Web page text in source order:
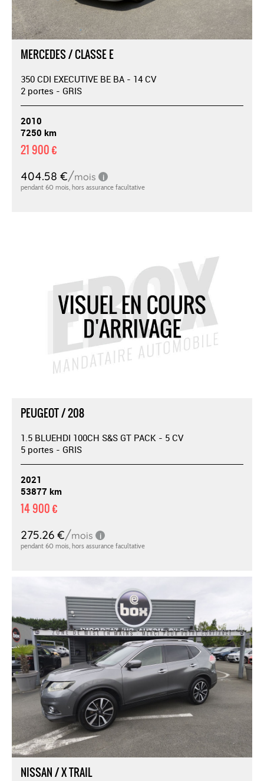
MERCEDES / CLASSE E
350 CDI EXECUTIVE BE BA - 14 CV
2 portes - GRIS
2010
7250 km
21 900 €
PEUGEOT / 208
1.5 BLUEHDI 100CH S&S GT PACK - 5 CV
5 portes - GRIS
2021
53877 km
14 900 €
NISSAN / X TRAIL